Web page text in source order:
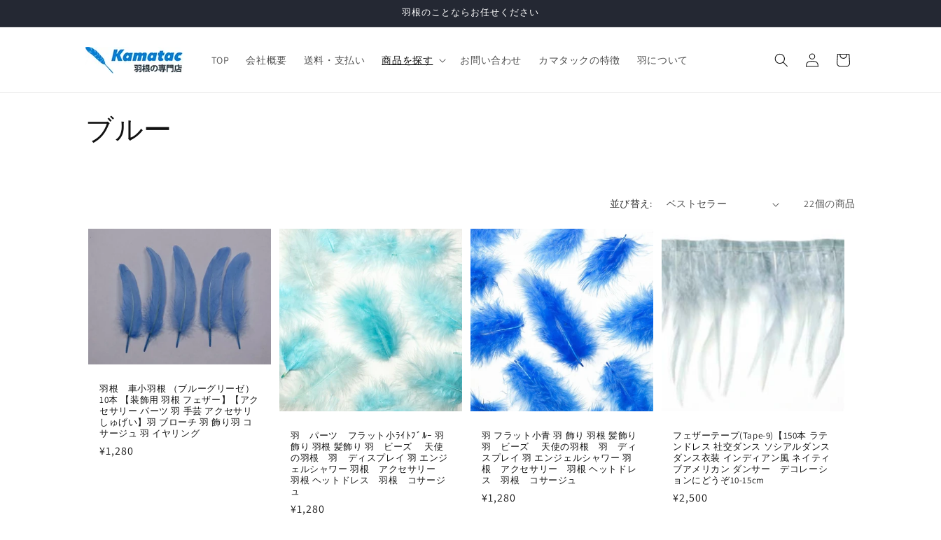
進む
羽根のことならお任せください
TOP 会社概要 送料・支払い 商品を探す お問い合わせ カマタックの特徴 羽について
イ
ー
コ
シ
ブルー
並び替え: 22個の商品
羽根 車小羽根 （ブルーグリーゼ）
10本 【装飾用 羽根 フェザー】【アク
セサリー パーツ 羽 手芸 アクセサリ
しゅげい】羽 ブローチ 羽 飾り羽 コ
サージュ 羽 イヤリング
通
¥1,280
羽 パーツ フラット小ﾗｲﾄﾌﾞﾙｰ 羽
飾り 羽根 髪飾り 羽 ビーズ 天使
の羽根 羽 ディスプレイ 羽 エンジ
ェルシャワー 羽根 アクセサリー
羽根 ヘットドレス 羽根 コサージ
ュ
通
¥1,280
羽 フラット小青 羽 飾り 羽根 髪飾り
羽 ビーズ 天使の羽根 羽 ディ
スプレイ 羽 エンジェルシャワー 羽
根 アクセサリー 羽根 ヘットドレ
ス 羽根 コサージュ
通
¥1,280
フェザーテープ(Tape-9)【150本 ラテ
ンドレス 社交ダンス ソシアルダンス
ダンス衣装 インディアン風 ネイティ
ブアメリカン ダンサー デコレーシ
ョンにどうぞ10-15cm
通
¥2,500